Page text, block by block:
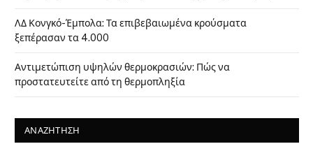
ΛΔ Κονγκό-Έμπολα: Τα επιβεβαιωμένα κρούσματα
ξεπέρασαν τα 4.000
Αντιμετώπιση υψηλών θερμοκρασιών: Πώς να
προστατευτείτε από τη θερμοπληξία
ΑΝΑΖΗΤΗΣΗ